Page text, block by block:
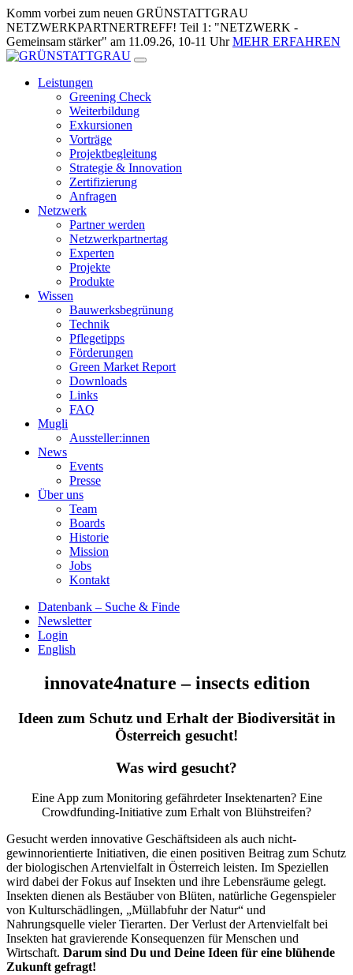
Zum
Inhalt
springen
Komm vorbei zum neuen GRÜNSTATTGRAU
NETZWERKPARTNERTREFF! Teil 1: "NETZWERK -
Gemeinsam stärker" am 11.09.26, 10-11 UhrMEHR ERFAHREN
Leistungen
Greening Check
Weiterbildung
Exkursionen
Vorträge
Projektbegleitung
Strategie & Innovation
Zertifizierung
Anfragen
Netzwerk
Partner werden
Netzwerkpartnertag
Experten
Projekte
Produkte
Wissen
Bauwerksbegrünung
Technik
Pflegetipps
Förderungen
Green Market Report
Downloads
Links
FAQ
Mugli
Aussteller:innen
News
Events
Presse
Über uns
Team
Boards
Historie
Mission
Jobs
Kontakt
Datenbank – Suche & Finde
Newsletter
Login
English
innovate4nature – insects edition
Ideen zum Schutz und Erhalt der Biodiversität in
Österreich gesucht!
Was wird gesucht?
Eine App zum Monitoring gefährdeter Insektenarten? Eine
Crowdfunding-Initiative zum Erhalt von Blühstreifen?
Gesucht werden innovative Geschäftsideen als auch nicht-
gewinnorientierte Initiativen, die einen positiven Beitrag zum Schutz
der biologischen Artenvielfalt in Österreich leisten. Im Speziellen
wird dabei der Fokus auf Insekten und ihre Lebensräume gelegt.
Insekten dienen als Bestäuber von Blüten, natürliche Gegenspieler
von Kulturschädlingen, „Müllabfuhr der Natur“ und
Nahrungsquelle vieler Tierarten. Der Verlust der Artenvielfalt bei
Insekten hat gravierende Konsequenzen für Menschen und
Wirtschaft. Darum sind Du und Deine Ideen für eine blühende
Zukunft gefragt!